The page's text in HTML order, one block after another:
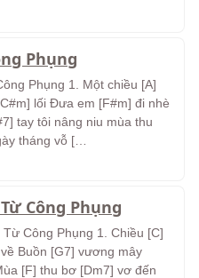
Phụng
Phụng 1. Một chiều [A]
lối Đưa em [F#m] đi nhè
tay tôi nâng niu mùa thu
tháng vỗ […
Công Phụng
Công Phụng 1. Chiều [C]
Buồn [G7] vương mây
[F] thu bơ [Dm7] vơ đến